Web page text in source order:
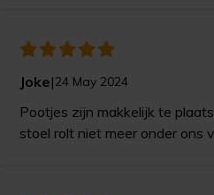
Joke|24 May 2024
Pootjes zijn makkelijk te
stoel rolt niet meer onder ons